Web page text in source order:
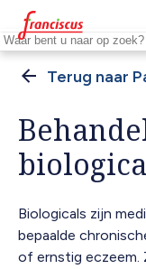
Overslaan
en
naar
gaan
Keywords
Biologicals zijn
bepaalde
of ernstig eczeem.